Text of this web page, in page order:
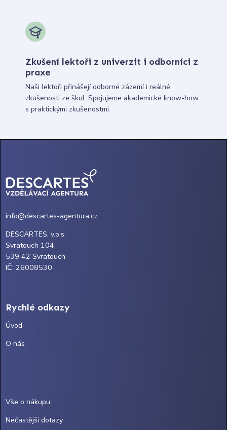
Zkušení lektoři z univerzit i odborníci z
praxe
Naši lektoři přinášejí odborné zázemí i reálné
zkušenosti ze škol. Spojujeme akademické know-how
s praktickými zkušenostmi.
info@descartes-agentura.cz
DESCARTES, v.o.s.
Svratouch 104
539 42 Svratouch
IČ: 26008530
Rychlé odkazy
Úvod
O nás
Vše o nákupu
Nečastější dotazy